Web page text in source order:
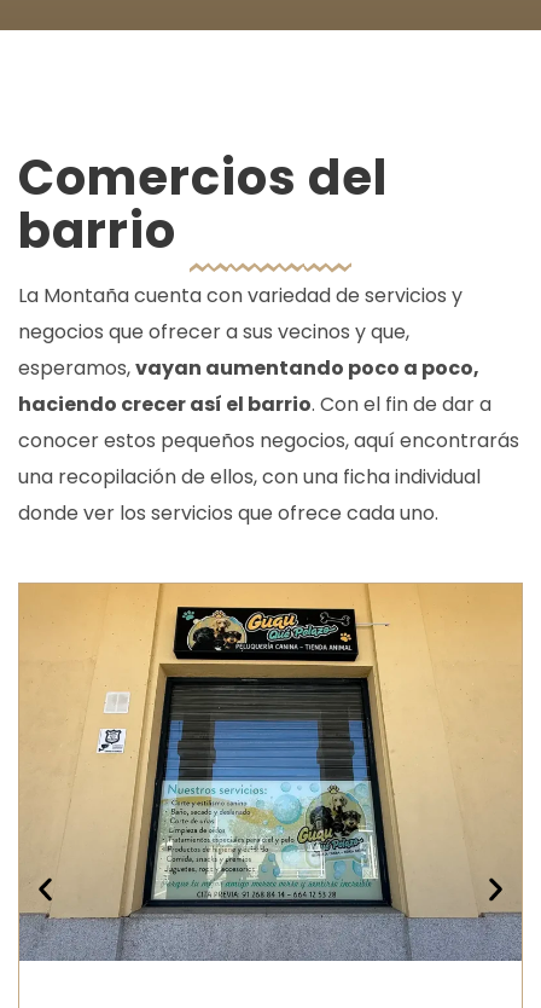
Comercios del
barrio
La Montaña cuenta con variedad de servicios y
negocios que ofrecer a sus vecinos y que,
esperamos,vayan aumentando poco a poco,
haciendo crecer así el barrio. Con el fin de dar a
conocer estos pequeños negocios, aquí encontrarás
una recopilación de ellos, con una ficha individual
donde ver los servicios que ofrece cada uno.